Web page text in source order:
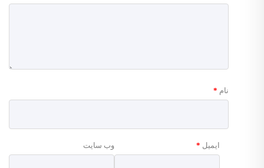
نام *
ایمیل * وب‌ سایت